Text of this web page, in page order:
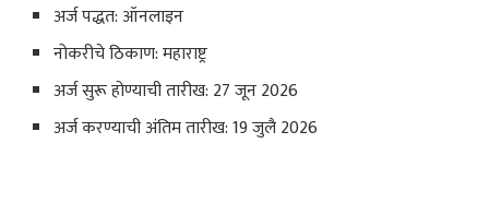
अर्ज पद्धत: ऑनलाइन
नोकरीचे ठिकाण: महाराष्ट्र
अर्ज सुरू होण्याची तारीख: 27 जून 2026
अर्ज करण्याची अंतिम तारीख: 19 जुलै 2026